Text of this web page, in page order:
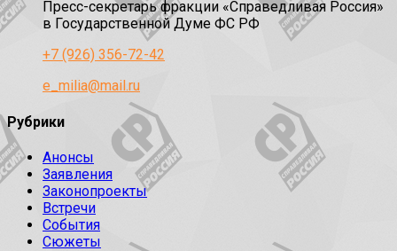
Пресс-секретарь фракции «Справедливая Россия»
в Государственной Думе ФС РФ
+7 (926) 356-72-42
e_milia@mail.ru
Рубрики
Анонсы
Заявления
Законопроекты
Встречи
События
Сюжеты